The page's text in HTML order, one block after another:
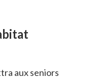
aux seniors